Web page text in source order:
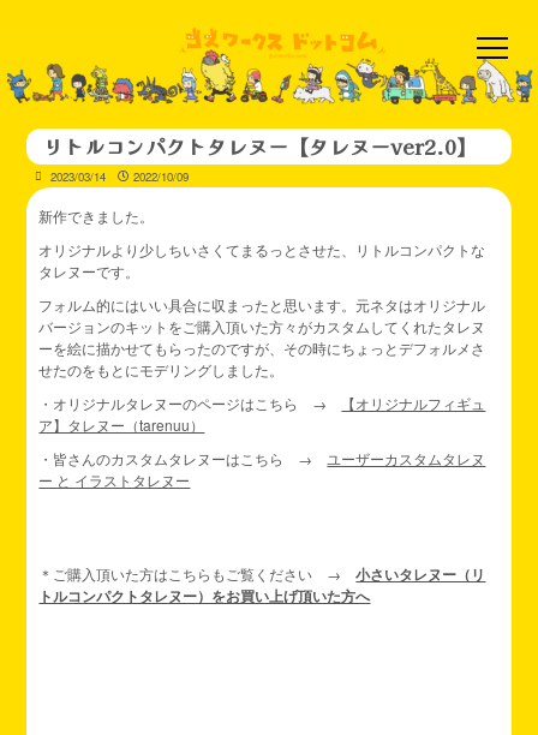
リトルコンパクトタレヌー【タレヌーver2.0】
2023/03/14 2022/10/09
新作できました。
オリジナルより少しちいさくてまるっとさせた、リトルコンパクトな
タレヌーです。
フォルム的にはいい具合に収まったと思います。元ネタはオリジナル
バージョンのキットをご購入頂いた方々がカスタムしてくれたタレヌ
ーを絵に描かせてもらったのですが、その時にちょっとデフォルメさ
せたのをもとにモデリングしました。
・オリジナルタレヌーのページはこちら →
【オリジナルフィギュ
ア】タレヌー（tarenuu）
・皆さんのカスタムタレヌーはこちら → ユーザーカスタムタレヌ
ー と イラストタレヌー
＊ご購入頂いた方はこちらもご覧ください →小さいタレヌー（リ
トルコンパクトタレヌー）をお買い上げ頂いた方へ